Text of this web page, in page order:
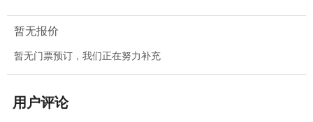
暂无报价
暂无门票预订，我们正在努力补充
用户评论